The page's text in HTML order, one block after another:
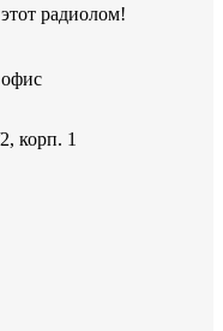
радиолом!
корп. 1